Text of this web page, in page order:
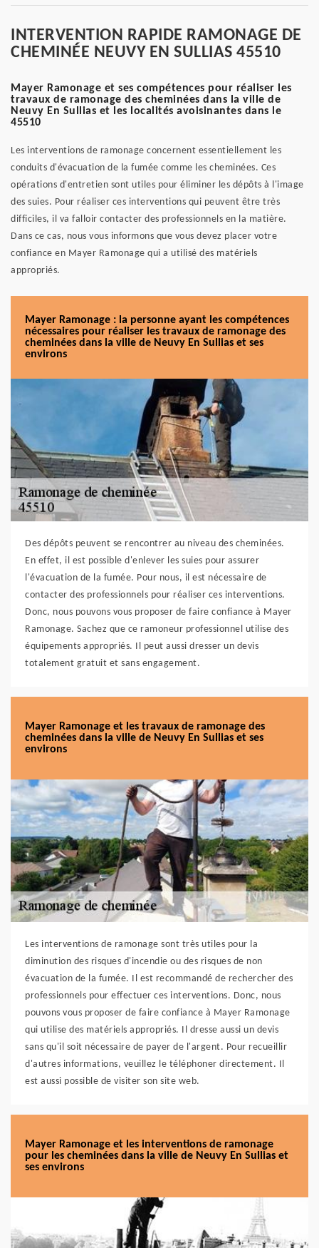
INTERVENTION RAPIDE RAMONAGE DE
CHEMINÉE NEUVY EN SULLIAS 45510
Mayer Ramonage et ses compétences pour réaliser les
travaux de ramonage des cheminées dans la ville de
Neuvy En Sullias et les localités avoisinantes dans le
45510
Les interventions de ramonage concernent essentiellement les
conduits d'évacuation de la fumée comme les cheminées. Ces
opérations d'entretien sont utiles pour éliminer les dépôts à l'image
des suies. Pour réaliser ces interventions qui peuvent être très
difficiles, il va falloir contacter des professionnels en la matière.
Dans ce cas, nous vous informons que vous devez placer votre
confiance en Mayer Ramonage qui a utilisé des matériels
appropriés.
Mayer Ramonage : la personne ayant les compétences
nécessaires pour réaliser les travaux de ramonage des
cheminées dans la ville de Neuvy En Sullias et ses
environs
Des dépôts peuvent se rencontrer au niveau des cheminées.
En effet, il est possible d'enlever les suies pour assurer
l'évacuation de la fumée. Pour nous, il est nécessaire de
contacter des professionnels pour réaliser ces interventions.
Donc, nous pouvons vous proposer de faire confiance à Mayer
Ramonage. Sachez que ce ramoneur professionnel utilise des
équipements appropriés. Il peut aussi dresser un devis
totalement gratuit et sans engagement.
Mayer Ramonage et les travaux de ramonage des
cheminées dans la ville de Neuvy En Sullias et ses
environs
Les interventions de ramonage sont très utiles pour la
diminution des risques d'incendie ou des risques de non
évacuation de la fumée. Il est recommandé de rechercher des
professionnels pour effectuer ces interventions. Donc, nous
pouvons vous proposer de faire confiance à Mayer Ramonage
qui utilise des matériels appropriés. Il dresse aussi un devis
sans qu'il soit nécessaire de payer de l'argent. Pour recueillir
d'autres informations, veuillez le téléphoner directement. Il
est aussi possible de visiter son site web.
Mayer Ramonage et les interventions de ramonage
pour les cheminées dans la ville de Neuvy En Sullias et
ses environs